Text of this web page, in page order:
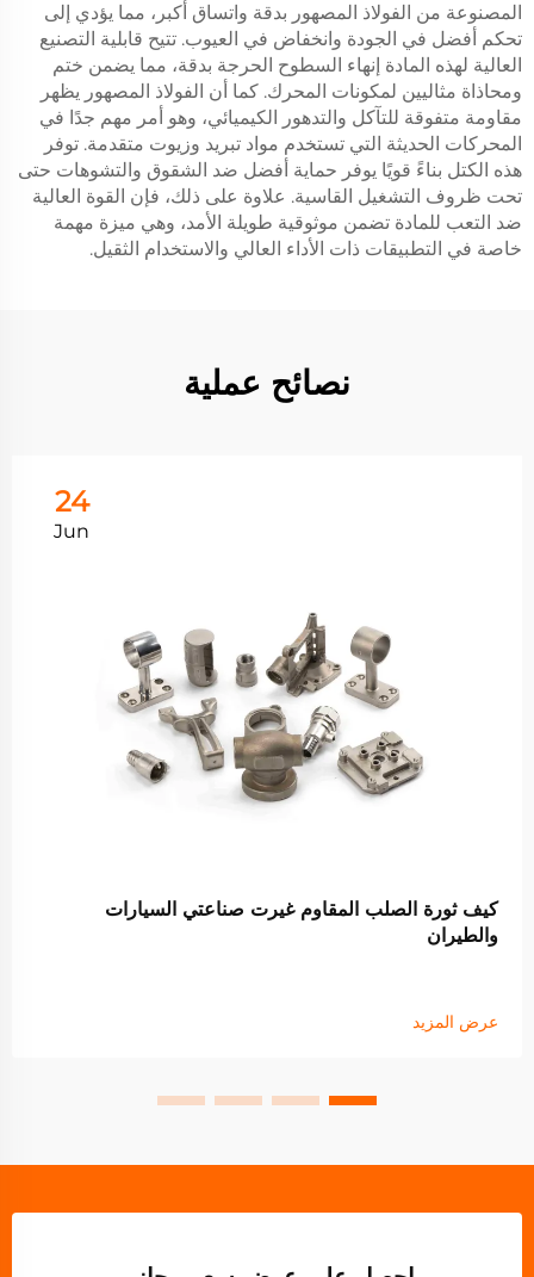
المصنوعة من الفولاذ المصهور بدقة واتساق أكبر، مما يؤدي إلى
تحكم أفضل في الجودة وانخفاض في العيوب. تتيح قابلية التصنيع
العالية لهذه المادة إنهاء السطوح الحرجة بدقة، مما يضمن ختم
ومحاذاة مثاليين لمكونات المحرك. كما أن الفولاذ المصهور يظهر
مقاومة متفوقة للتآكل والتدهور الكيميائي، وهو أمر مهم جدًا في
المحركات الحديثة التي تستخدم مواد تبريد وزيوت متقدمة. توفر
هذه الكتل بناءً قويًا يوفر حماية أفضل ضد الشقوق والتشوهات حتى
تحت ظروف التشغيل القاسية. علاوة على ذلك، فإن القوة العالية
ضد التعب للمادة تضمن موثوقية طويلة الأمد، وهي ميزة مهمة
خاصة في التطبيقات ذات الأداء العالي والاستخدام الثقيل.
نصائح عملية
24
Jun
كيف ثورة الصلب المقاوم غيرت صناعتي السيارات
والطيران
عرض المزيد